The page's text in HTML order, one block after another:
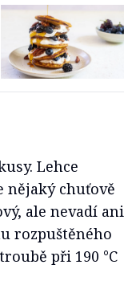
Lehce
nějaký chuťově
ale nevadí ani
rozpuštěného
při 190 °C